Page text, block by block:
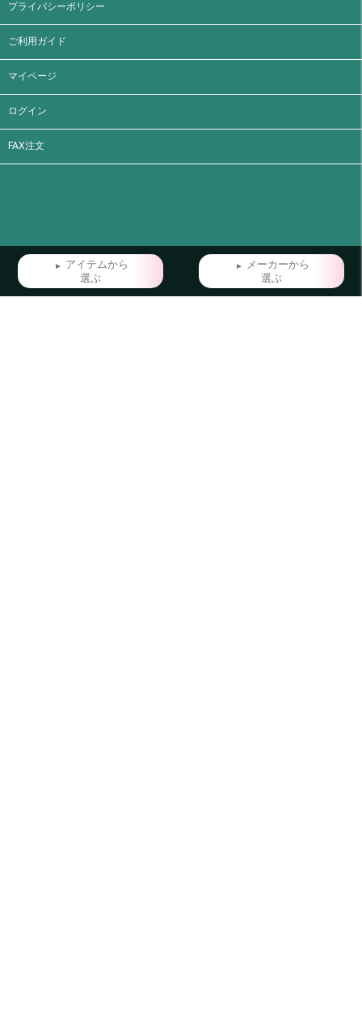
プライバシーポリシー
ご利用ガイド
マイページ
ログイン
FAX注文
アイテムから
選ぶ
メーカーから
選ぶ